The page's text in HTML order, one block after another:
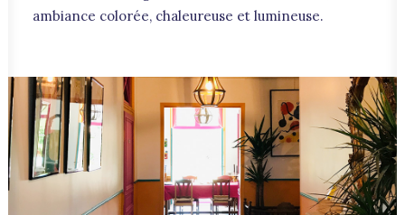
ambiance colorée, chaleureuse et lumineuse.